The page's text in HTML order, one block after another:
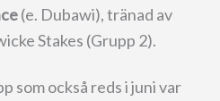
(e. Dubawi), tränad av
Stakes (Grupp 2).
som också reds i juni var